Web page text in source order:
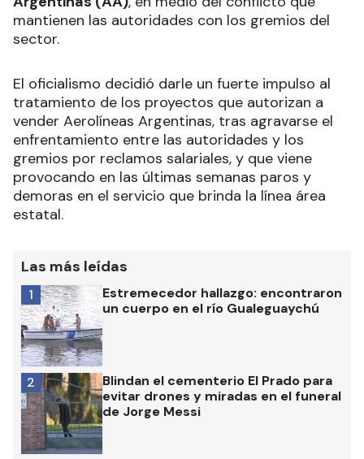
mantienen las autoridades con los gremios del
sector.
El oficialismo decidió darle un fuerte impulso al
tratamiento de los proyectos que autorizan a
vender Aerolíneas Argentinas, tras agravarse el
enfrentamiento entre las autoridades y los
gremios por reclamos salariales, y que viene
provocando en las últimas semanas paros y
demoras en el servicio que brinda la línea área
estatal.
Las más leídas
Estremecedor hallazgo: encontraron
un cuerpo en el río Gualeguaychú
1
Blindan el cementerio El Prado para
evitar drones y miradas en el funeral
de Jorge Messi
2